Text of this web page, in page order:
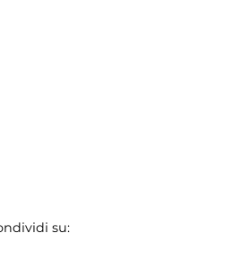
su: